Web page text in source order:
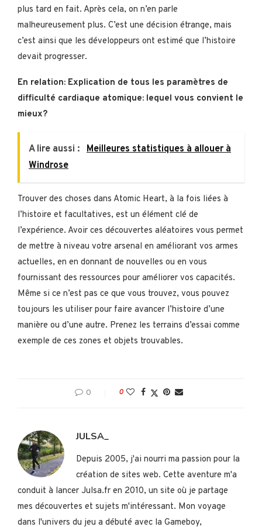
plus tard en fait. Après cela, on n’en parle
malheureusement plus. C’est une décision étrange, mais
c’est ainsi que les développeurs ont estimé que l’histoire
devait progresser.
En relation: Explication de tous les paramètres de
difficulté cardiaque atomique: lequel vous convient le
mieux?
A lire aussi :
Meilleures statistiques à allouer à
Windrose
Trouver des choses dans Atomic Heart, à la fois liées à
l’histoire et facultatives, est un élément clé de
l’expérience. Avoir ces découvertes aléatoires vous permet
de mettre à niveau votre arsenal en améliorant vos armes
actuelles, en en donnant de nouvelles ou en vous
fournissant des ressources pour améliorer vos capacités.
Même si ce n’est pas ce que vous trouvez, vous pouvez
toujours les utiliser pour faire avancer l’histoire d’une
manière ou d’une autre. Prenez les terrains d’essai comme
exemple de ces zones et objets trouvables.
0 0
JULSA_
Depuis 2005, j'ai nourri ma passion pour la
création de sites web. Cette aventure m'a
conduit à lancer Julsa.fr en 2010, un site où je partage
mes découvertes et sujets m'intéressant. Mon voyage
dans l'univers du jeu a débuté avec la Gameboy,